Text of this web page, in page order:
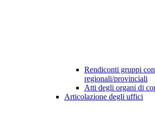
Rendiconti gruppi
regionali/provinciali
Atti degli organi di
Articolazione degli uffici